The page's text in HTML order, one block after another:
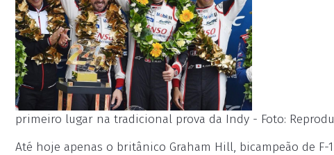
primeiro lugar na tradicional prova da Indy - Foto:
Até hoje apenas o britânico Graham Hill, bicampeão de